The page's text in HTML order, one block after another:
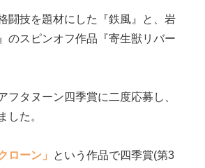
闘技を題材にした『鉄風』と、岩
のスピンオフ作品『寄生獣リバー
フタヌーン四季賞に二度応募し、
した。
ローン」 という作品で四季賞(第3